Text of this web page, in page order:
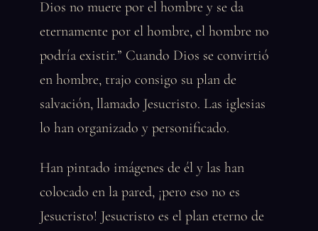
Dios no muere por el hombre y se da
eternamente por el hombre, el hombre no
podría existir.” Cuando Dios se convirtió
en hombre, trajo consigo su plan de
salvación, llamado Jesucristo. Las iglesias
lo han organizado y personificado.
Han pintado imágenes de él y las han
colocado en la pared, ¡pero eso no es
Jesucristo! Jesucristo es el plan eterno de